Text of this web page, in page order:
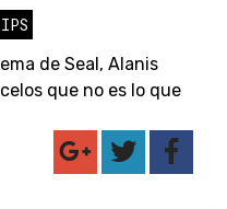
de Seal, Alanis
que no es lo que